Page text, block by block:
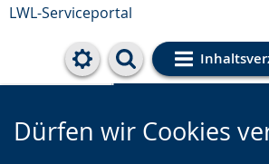
LWL-Serviceportal
Cookie-
Dürfen wir Cookies